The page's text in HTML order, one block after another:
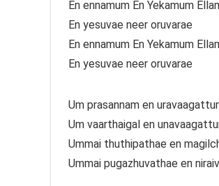
En ennamum En Yekamum
En yesuvae neer oruvarae
En ennamum En Yekamum
En yesuvae neer oruvarae
Um prasannam en
Um vaarthaigal en
Ummai thuthipathae en
Ummai pugazhuvathae en